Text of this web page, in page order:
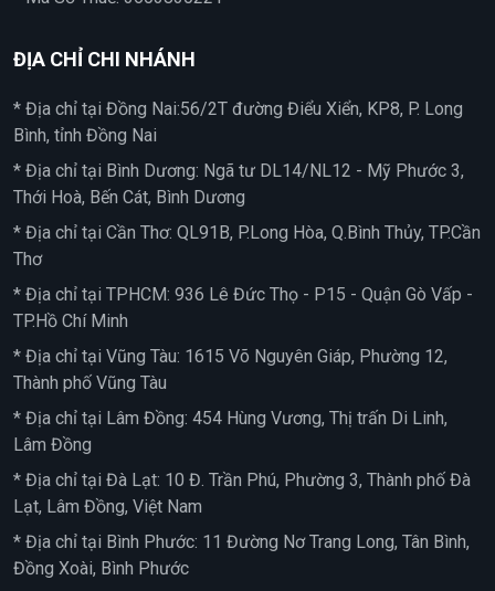
ĐỊA CHỈ CHI NHÁNH
* Địa chỉ tại Đồng Nai:56/2T đường Điểu Xiển, KP8, P. Long
Bình, tỉnh Đồng Nai
* Địa chỉ tại Bình Dương: Ngã tư DL14/NL12 - Mỹ Phước 3,
Thới Hoà, Bến Cát, Bình Dương
* Địa chỉ tại Cần Thơ: QL91B, P.Long Hòa, Q.Bình Thủy, TP.Cần
Thơ
* Địa chỉ tại TPHCM: 936 Lê Đức Thọ - P15 - Quận Gò Vấp -
TP.Hồ Chí Minh
* Địa chỉ tại Vũng Tàu: 1615 Võ Nguyên Giáp, Phường 12,
Thành phố Vũng Tàu
* Địa chỉ tại Lâm Đồng: 454 Hùng Vương, Thị trấn Di Linh,
Lâm Đồng
* Địa chỉ tại Đà Lạt: 10 Đ. Trần Phú, Phường 3, Thành phố Đà
Lạt, Lâm Đồng, Việt Nam
* Địa chỉ tại Bình Phước: 11 Đường Nơ Trang Long, Tân Bình,
Đồng Xoài, Bình Phước